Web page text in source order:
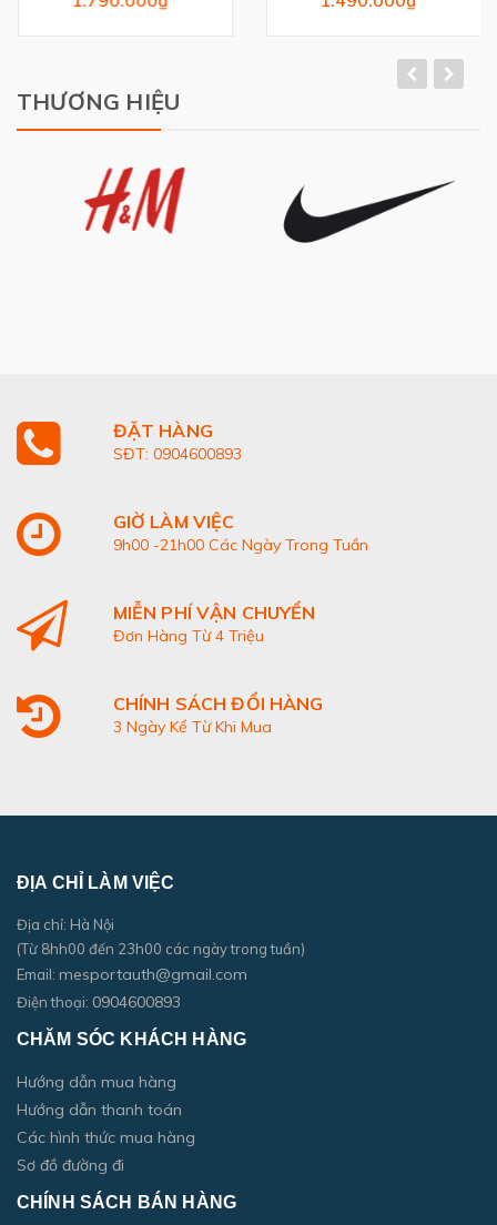
THƯƠNG HIỆU
ĐẶT HÀNG
SĐT: 0904600893
GIỜ LÀM VIỆC
9h00 -21h00 Các Ngày Trong Tuần
MIỄN PHÍ VẬN CHUYỂN
Đơn Hàng Từ 4 Triệu
CHÍNH SÁCH ĐỔI HÀNG
3 Ngày Kể Từ Khi Mua
ĐỊA CHỈ LÀM VIỆC
Địa chỉ: Hà Nội
(Từ 8hh00 đến 23h00 các ngày trong tuần)
Email: mesportauth@gmail.com
Điện thoại: 0904600893
CHĂM SÓC KHÁCH HÀNG
Hướng dẫn mua hàng
Hướng dẫn thanh toán
Các hình thức mua hàng
Sơ đồ đường đi
CHÍNH SÁCH BÁN HÀNG